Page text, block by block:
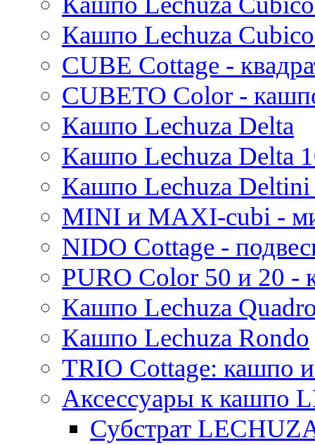
Стрелиция (Strelitzia)
Трахикарпус (Trachycarpus)
Вашингтония (Washingtonia)
Rough
Urban
Suze
Karlijn
Iris
Mees
Pure
Кашпо Lechuza
CUBE Cottage -
CUBETO Color -
Кашпо Lechuza Delta
Кашпо Lechuza Delta
Кашпо Lechuza
MINI и MAXI-cubi -
NIDO Cottage -
PURO Color 50 и 20
Кашпо Lechuza
Кашпо Lechuza Rondo
TRIO Cottage: кашпо
Аксессуары к кашпо
Субстрат